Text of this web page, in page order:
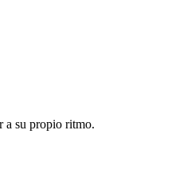
a su propio ritmo.